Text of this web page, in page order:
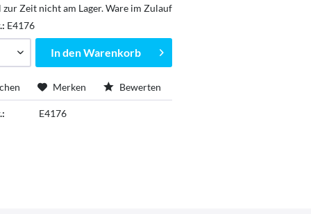
Zeit nicht am Lager. Ware im Zulauf
E4176
In denWarenkorb
Merken Bewerten
E4176